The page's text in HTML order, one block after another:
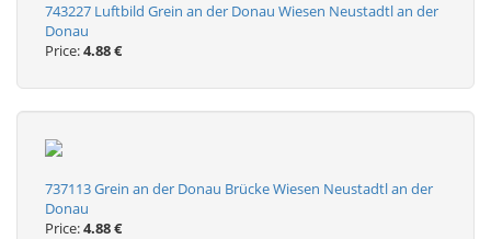
743227 Luftbild Grein an der Donau Wiesen Neustadtl an der
Donau
Price:4.88 €
737113 Grein an der Donau Brücke Wiesen Neustadtl an der
Donau
Price:4.88 €